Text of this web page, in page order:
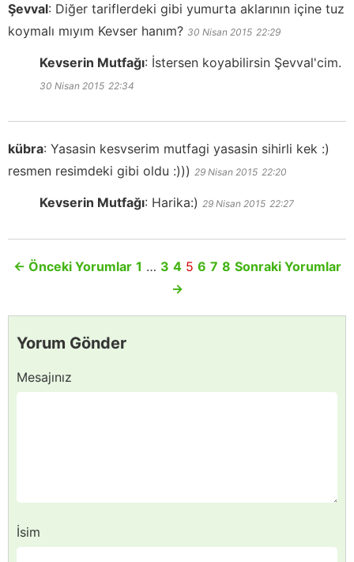
Şevval: Diğer tariflerdeki gibi yumurta aklarının içine tuz
koymalı mıyım Kevser hanım? 30 Nisan 2015 22:29
Kevserin Mutfağı: İstersen koyabilirsin Şevval'cim.
30 Nisan 2015 22:34
kübra: Yasasin kesvserim mutfagi yasasin sihirli kek :)
resmen resimdeki gibi oldu :))) 29 Nisan 2015 22:20
Kevserin Mutfağı: Harika:) 29 Nisan 2015 22:27
← Önceki Yorumlar 1 … 3 4 5 6 7 8 Sonraki Yorumlar
→
Yorum Gönder
Mesajınız
İsim